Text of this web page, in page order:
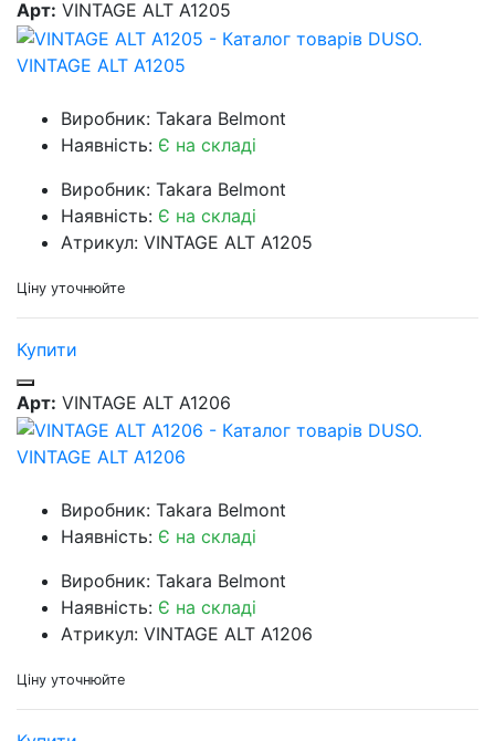
Арт: VINTAGE ALT A1205
VINTAGE ALT A1205
Виробник: Takara Belmont
Наявність: Є на складі
Виробник: Takara Belmont
Наявність: Є на складі
Атрикул: VINTAGE ALT A1205
Ціну уточнюйте
Купити
Арт: VINTAGE ALT A1206
VINTAGE ALT A1206
Виробник: Takara Belmont
Наявність: Є на складі
Виробник: Takara Belmont
Наявність: Є на складі
Атрикул: VINTAGE ALT A1206
Ціну уточнюйте